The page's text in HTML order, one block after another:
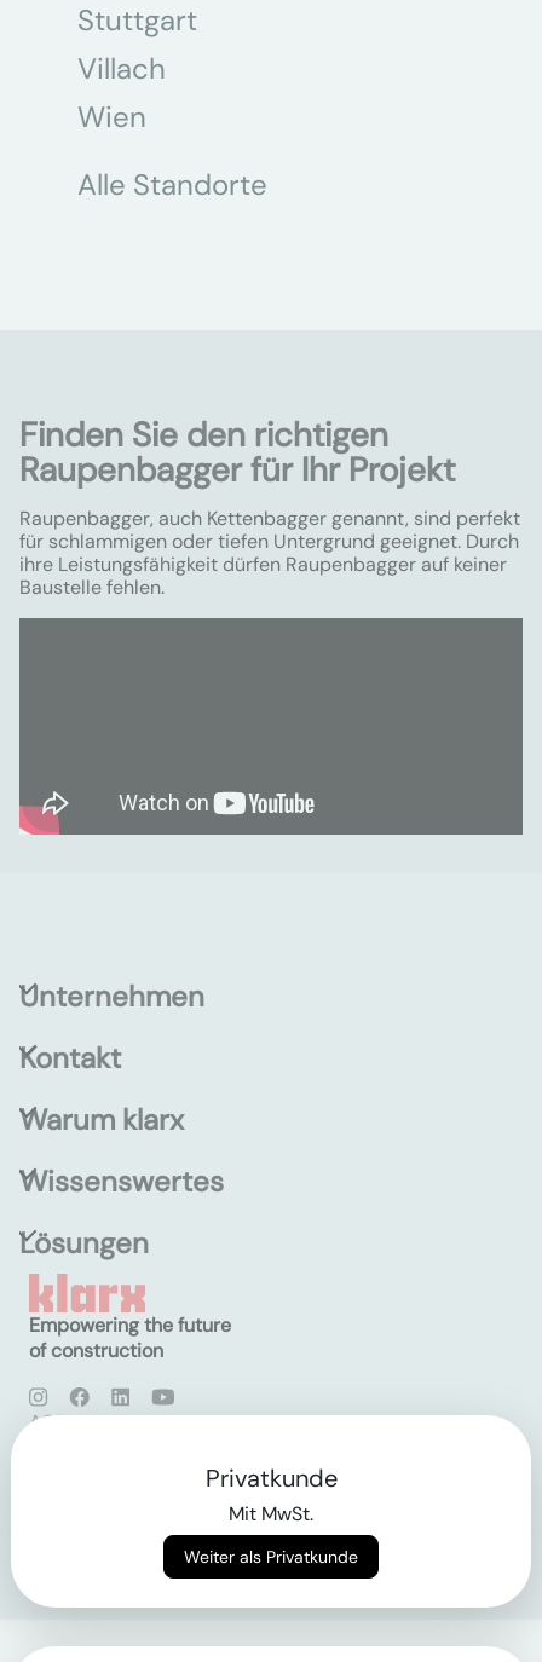
Stuttgart
Villach
Wien
Alle Standorte
Finden Sie den richtigen
Raupenbagger für Ihr Projekt
Raupenbagger, auch Kettenbagger genannt, sind perfekt
für schlammigen oder tiefen Untergrund geeignet. Durch
ihre Leistungsfähigkeit dürfen Raupenbagger auf keiner
Baustelle fehlen.
Unternehmen
Kontakt
Warum klarx
Wissenswertes
Lösungen
Empowering the future
of construction
AGB
Privatkunde
Mit MwSt.
Weiter als Privatkunde